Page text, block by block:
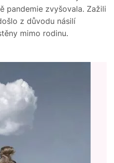
pandemie zvyšovala. Zažili
z důvodu násilí
mimo rodinu.